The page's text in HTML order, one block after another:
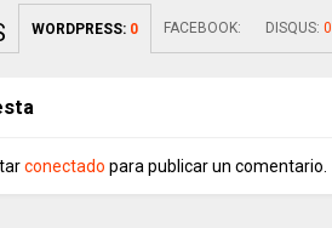
WORDPRESS: 0 FACEBOOK: DISQUS: 0
conectado para publicar un comentario.